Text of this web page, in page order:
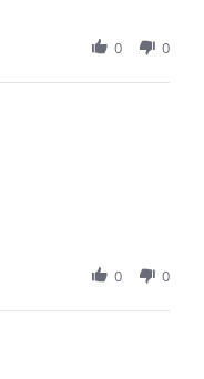
0 0
0 0